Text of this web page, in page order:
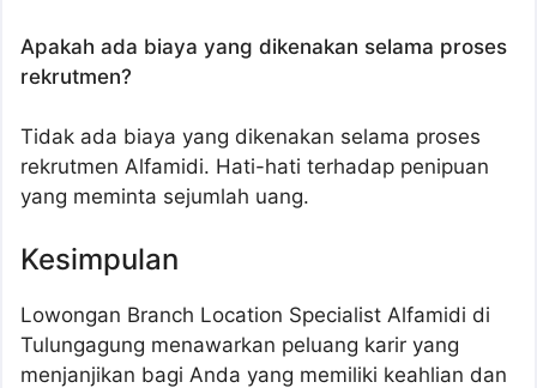
Apakah ada biaya yang dikenakan selama proses
rekrutmen?
Tidak ada biaya yang dikenakan selama proses
rekrutmen Alfamidi. Hati-hati terhadap penipuan
yang meminta sejumlah uang.
Kesimpulan
Lowongan Branch Location Specialist Alfamidi di
Tulungagung menawarkan peluang karir yang
menjanjikan bagi Anda yang memiliki keahlian dan